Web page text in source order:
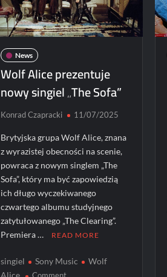
News
Wolf Alice prezentuje
nowy singiel „The Sofa”
Konrad Czapracki 11/07/2025
Brytyjska grupa Wolf Alice, znana
z wyrazistej obecności na scenie,
powraca z nowym singlem „The
Sofa”, który ma być zapowiedzią
ich długo wyczekiwanego
czwartego albumu studyjnego
zatytułowanego „The Clearing”.
Premiera …
READ MORE
singiel Sony Music
Wolf
on